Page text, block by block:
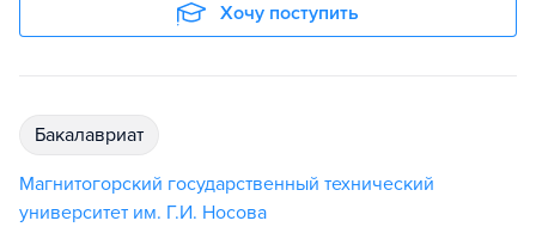
Хочу поступить
бакалавриат
Магнитогорский государственный технический
университет им. Г.И. Носова